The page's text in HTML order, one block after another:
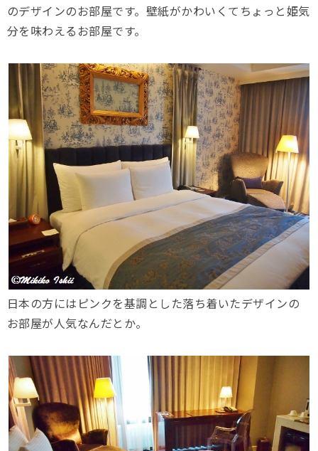
のデザインのお部屋です。壁紙がかわいくてちょっと姫気
分を味わえるお部屋です。
日本の方にはピンクを基調とした落ち着いたデザインの
お部屋が人気なんだとか。